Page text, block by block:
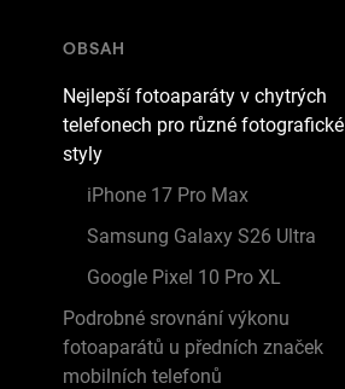
OBSAH
Nejlepší fotoaparáty v chytrých
telefonech pro různé fotografické
styly
iPhone 17 Pro Max
Samsung Galaxy S26 Ultra
Google Pixel 10 Pro XL
Podrobné srovnání výkonu
fotoaparátů u předních značek
mobilních telefonů